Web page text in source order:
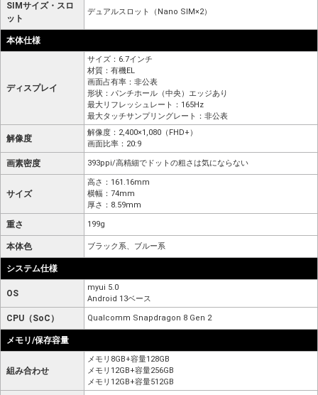
SIMサイズ・スロ
ット
デュアルスロット（Nano SIM×2）
本体仕様
ディスプレイ
サイズ：6.7インチ
材質：有機EL
画面占有率：非公表
形状：パンチホール（中央）エッジあり
最大リフレッシュレート：165Hz
最大タッチサンプリングレート：非公表
解像度
解像度：2,400×1,080（FHD+）
画面比率：20:9
画素密度 393ppi/高精細でドットの粗さは気にならない
サイズ
高さ：161.16mm
横幅：74mm
厚さ：8.59mm
重さ 199g
本体色 ブラック系、ブルー系
システム仕様
OS
myui 5.0
Android 13ベース
CPU（SoC） Qualcomm Snapdragon 8 Gen 2
メモリ/保存容量
組み合わせ
メモリ8GB+容量128GB
メモリ12GB+容量256GB
メモリ12GB+容量512GB